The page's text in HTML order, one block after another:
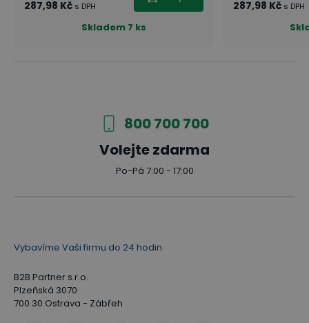
287,98 Kč s DPH
Skladem 7 ks
287,98 Kč s DPH
800 700 700
Volejte zdarma
Po-Pá 7:00 - 17:00
Vybavíme Vaši firmu do 24 hodin
B2B Partner s.r.o.
Plzeňská 3070
700 30 Ostrava - Zábřeh